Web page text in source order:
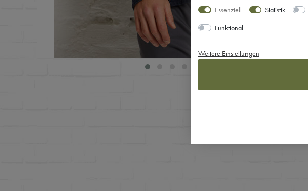
Essenziell
Statistik
Funktional
Weitere Einstellungen